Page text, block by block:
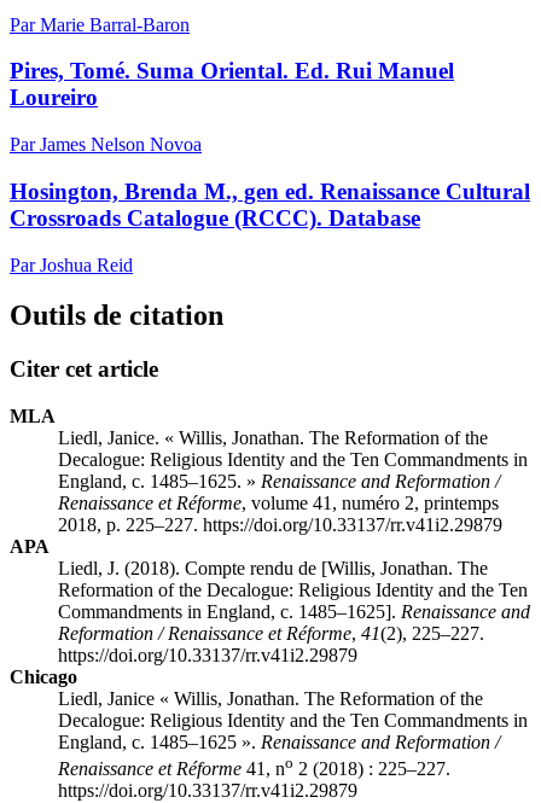
Par Marie Barral-Baron
Pires, Tomé. Suma Oriental. Ed. Rui Manuel
Loureiro
Par James Nelson Novoa
Hosington, Brenda M., gen ed. Renaissance Cultural
Crossroads Catalogue (RCCC). Database
Par Joshua Reid
Outils de citation
Citer cet article
MLA
Liedl, Janice. « Willis, Jonathan. The Reformation of the
Decalogue: Religious Identity and the Ten Commandments in
England, c. 1485–1625. » Renaissance and Reformation /
Renaissance et Réforme, volume 41, numéro 2, printemps
2018, p. 225–227. https://doi.org/10.33137/rr.v41i2.29879
APA
Liedl, J. (2018). Compte rendu de [Willis, Jonathan. The
Reformation of the Decalogue: Religious Identity and the Ten
Commandments in England, c. 1485–1625]. Renaissance and
Reformation / Renaissance et Réforme, 41(2), 225–227.
https://doi.org/10.33137/rr.v41i2.29879
Chicago
Liedl, Janice « Willis, Jonathan. The Reformation of the
Decalogue: Religious Identity and the Ten Commandments in
England, c. 1485–1625 ». Renaissance and Reformation /
Renaissance et Réforme 41, no 2 (2018) : 225–227.
https://doi.org/10.33137/rr.v41i2.29879